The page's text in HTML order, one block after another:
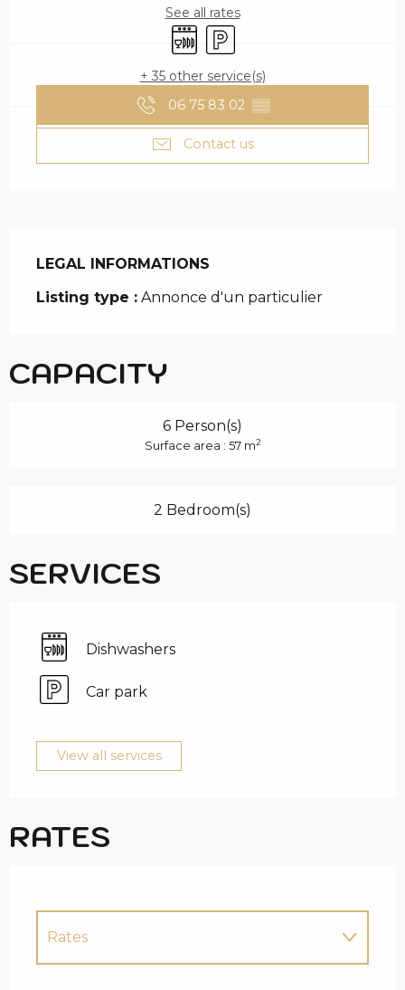
See all rates
Dishwashers
Car park
+ 35 other service(s)
06 75 83 02 ▒▒
Contact us
LEGAL INFORMATIONS
LEGAL INFORMATIONS
Listing type : Annonce d'un particulier
CAPACITY
6 Person(s)
Surface area : 57 m2
2 Bedroom(s)
SERVICES
Dishwashers
Car park
View all services
RATES
Rates